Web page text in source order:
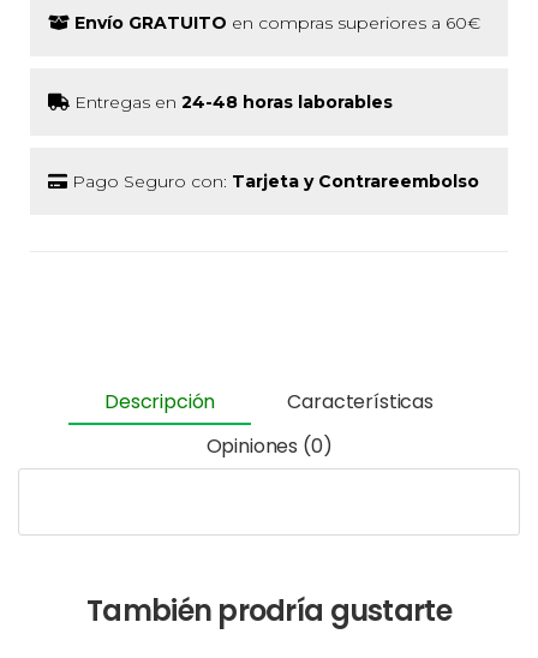
Envío GRATUITO en compras superiores a 60€
Entregas en 24-48 horas laborables
Pago Seguro con: Tarjeta y Contrareembolso
Descripción
Características
Opiniones (0)
También prodría gustarte